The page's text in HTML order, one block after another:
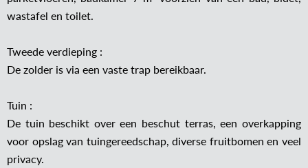
wastafel en toilet.
Tweede verdieping :
De zolder is via een vaste trap bereikbaar.
Tuin :
De tuin beschikt over een beschut terras, een overkapping
voor opslag van tuingereedschap, diverse fruitbomen en veel
privacy.